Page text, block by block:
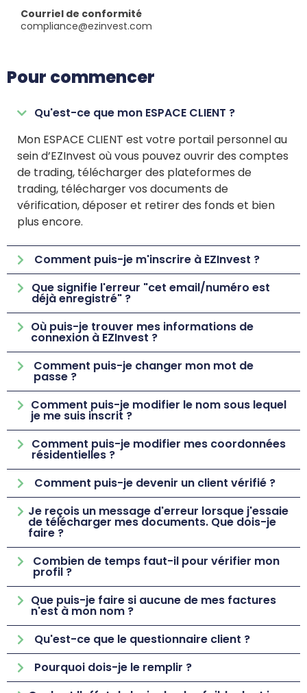
Courriel de conformité
compliance@ezinvest.com
Pour commencer
Qu'est-ce que mon ESPACE CLIENT ?
Mon ESPACE CLIENT est votre portail personnel au
sein d’EZInvest où vous pouvez ouvrir des comptes
de trading, télécharger des plateformes de
trading, télécharger vos documents de
vérification, déposer et retirer des fonds et bien
plus encore.
Comment puis-je m'inscrire à EZInvest ?
Que signifie l'erreur "cet email/numéro est
déjà enregistré" ?
Où puis-je trouver mes informations de
connexion à EZInvest ?
Comment puis-je changer mon mot de
passe ?
Comment puis-je modifier le nom sous lequel
je me suis inscrit ?
Comment puis-je modifier mes coordonnées
résidentielles ?
Comment puis-je devenir un client vérifié ?
Je reçois un message d'erreur lorsque j'essaie
de télécharger mes documents. Que dois-je
faire ?
Combien de temps faut-il pour vérifier mon
profil ?
Que puis-je faire si aucune de mes factures
n'est à mon nom ?
Qu'est-ce que le questionnaire client ?
Pourquoi dois-je le remplir ?